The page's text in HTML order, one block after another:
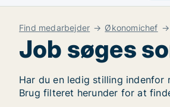
Find medarbejder Økonomichef
Job søges
Har du en ledig stilling indenfor
Brug filteret herunder for at